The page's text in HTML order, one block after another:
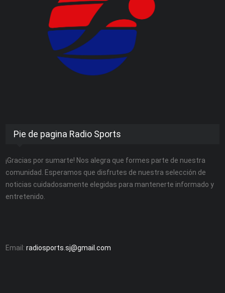
Pie de pagina Radio Sports
¡Gracias por sumarte! Nos alegra que formes parte de nuestra
comunidad. Esperamos que disfrutes de nuestra selección de
noticias cuidadosamente elegidas para mantenerte informado y
entretenido.
Email:radiosports.sj@gmail.com